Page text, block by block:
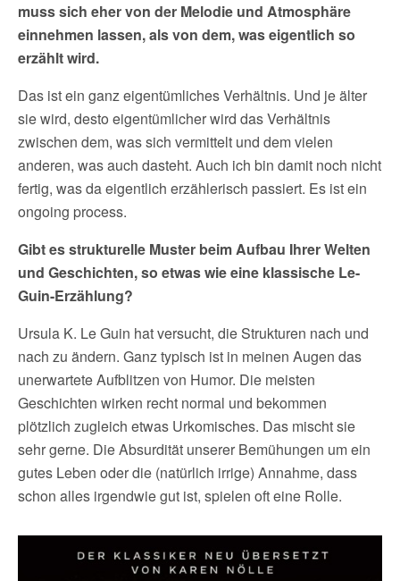
muss sich eher von der Melodie und Atmosphäre
einnehmen lassen, als von dem, was eigentlich so
erzählt wird.
Das ist ein ganz eigentümliches Verhältnis. Und je älter
sie wird, desto eigentümlicher wird das Verhältnis
zwischen dem, was sich vermittelt und dem vielen
anderen, was auch dasteht. Auch ich bin damit noch nicht
fertig, was da eigentlich erzählerisch passiert. Es ist ein
ongoing process.
Gibt es strukturelle Muster beim Aufbau Ihrer Welten
und Geschichten, so etwas wie eine klassische Le-
Guin-Erzählung?
Ursula K. Le Guin hat versucht, die Strukturen nach und
nach zu ändern. Ganz typisch ist in meinen Augen das
unerwartete Aufblitzen von Humor. Die meisten
Geschichten wirken recht normal und bekommen
plötzlich zugleich etwas Urkomisches. Das mischt sie
sehr gerne. Die Absurdität unserer Bemühungen um ein
gutes Leben oder die (natürlich irrige) Annahme, dass
schon alles irgendwie gut ist, spielen oft eine Rolle.